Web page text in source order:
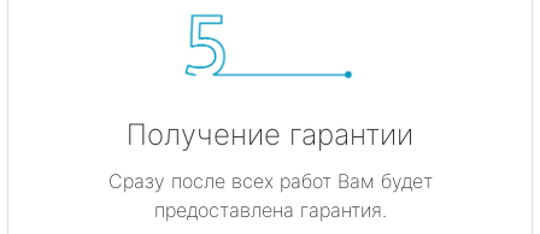
Получение гарантии
Сразу после всех работ Вам будет
предоставлена гарантия.